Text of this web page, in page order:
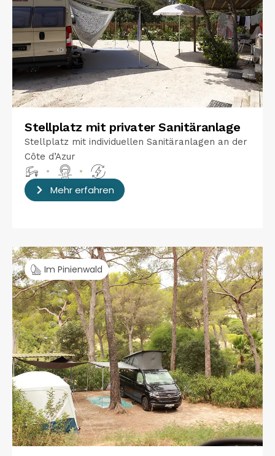
Stellplatz mit privater Sanitäranlage
Stellplatz mit individuellen Sanitäranlagen an der
Côte d’Azur
•
•
Mehr erfahren
Im Pinienwald